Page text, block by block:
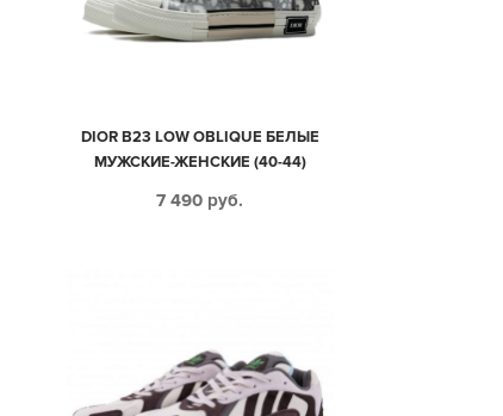
DIOR B23 LOW OBLIQUE БЕЛЫЕ
МУЖСКИЕ-ЖЕНСКИЕ (40-44)
7 490 руб.